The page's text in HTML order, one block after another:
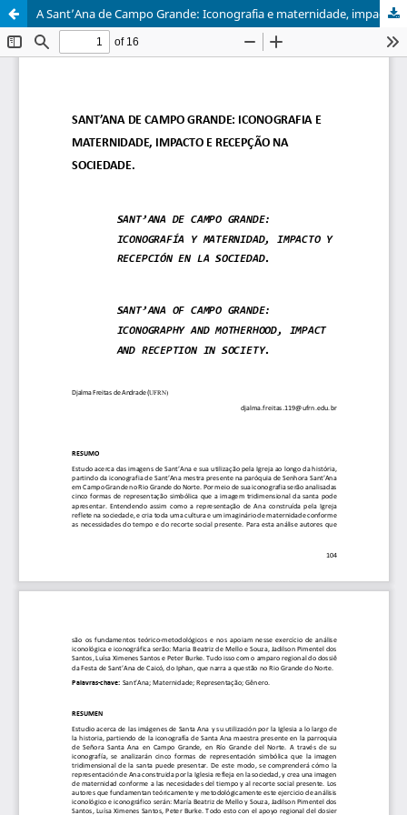
A Sant’Ana de Campo Grande: Iconografia e maternidade, impacto e recepção na sociedade.